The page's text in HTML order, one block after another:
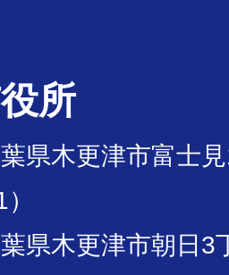
所
県木更津市富士
県木更津市朝日3